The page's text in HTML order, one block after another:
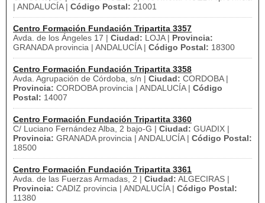
| ANDALUCÍA | Código Postal: 21001
Centro Formación Fundación Tripartita 3357
Avda. de los Ángeles 17 | Ciudad: LOJA | Provincia:
GRANADA provincia | ANDALUCÍA | Código Postal: 18300
Centro Formación Fundación Tripartita 3358
Avda. Agrupación de Córdoba, s/n | Ciudad: CORDOBA |
Provincia: CORDOBA provincia | ANDALUCÍA | Código
Postal: 14007
Centro Formación Fundación Tripartita 3360
C/ Luciano Fernández Alba, 2 bajo-G | Ciudad: GUADIX |
Provincia: GRANADA provincia | ANDALUCÍA | Código Postal:
18500
Centro Formación Fundación Tripartita 3361
Avda. de las Fuerzas Armadas, 2 | Ciudad: ALGECIRAS |
Provincia: CADIZ provincia | ANDALUCÍA | Código Postal:
11380